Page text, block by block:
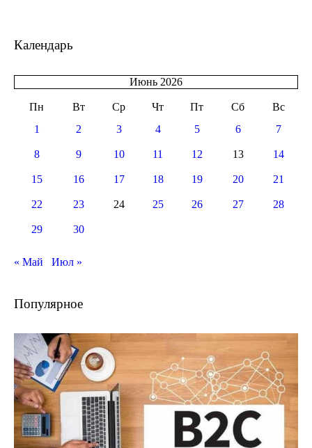
Календарь
Июнь 2026
Пн Вт Ср Чт Пт Сб
Вс
1
2 3 4 5 6 7
8 9 10 11 12 13 14
15 16 17 18 19 20 21
22 23 24 25 26 27 28
29 30
« Май Июл »
Популярное